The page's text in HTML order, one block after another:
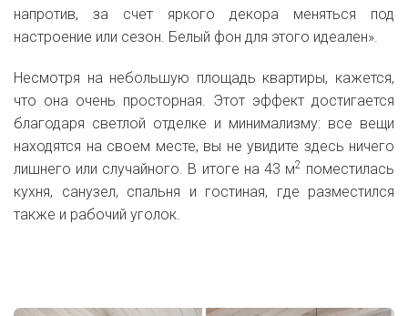
напротив, за счет яркого декора меняться под
настроение или сезон. Белый фон для этого идеален».
Несмотря на небольшую площадь квартиры, кажется,
что она очень просторная. Этот эффект достигается
благодаря светлой отделке и минимализму: все вещи
находятся на своем месте, вы не увидите здесь ничего
лишнего или случайного. В итоге на 43 м2 поместилась
кухня, санузел, спальня и гостиная, где разместился
также и рабочий уголок.